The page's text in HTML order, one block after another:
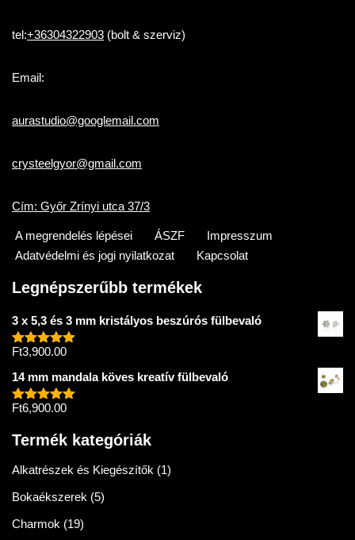
tel:+36304322903 (bolt & szerviz)
Email:
aurastudio@googlemail.com
crysteelgyor@gmail.com
Cím: Győr Zrínyi utca 37/3
A megrendelés lépései ÁSZF
Impresszum
Adatvédelmi és jogi nyilatkozat
Kapcsolat
Legnépszerűbb termékek
3 x 5,3 és 3 mm kristályos beszúrós fülbevaló
Értékelés:
Ft3,900.00
14 mm mandala köves kreatív fülbevaló
Értékelés:
Ft6,900.00
Termék kategóriák
Alkatrészek és Kiegészítők (1)
Bokaékszerek (5)
Charmok (19)